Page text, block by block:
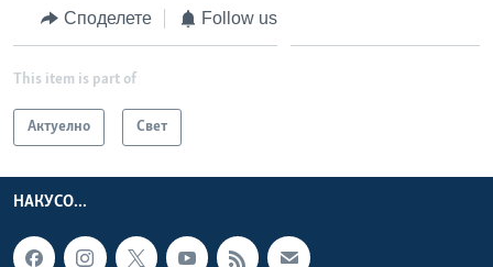
Споделете Follow us
This item is part of
Актуелно Свет
НАКУСО...